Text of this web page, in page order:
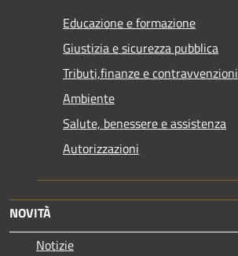
Educazione e formazione
Giustizia e sicurezza pubblica
Tributi,finanze e contravvenzioni
Ambiente
Salute, benessere e assistenza
Autorizzazioni
NOVITÀ
Notizie